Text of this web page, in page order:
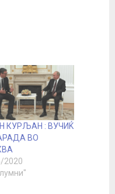
КУРЉАН : ВУЧИЌ
ВО
2020